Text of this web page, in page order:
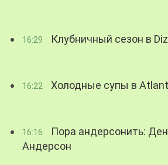
16:29 Клубничный сезон в
16:22 Холодные супы в
16:16
Пора андерсонить:
Андерсон